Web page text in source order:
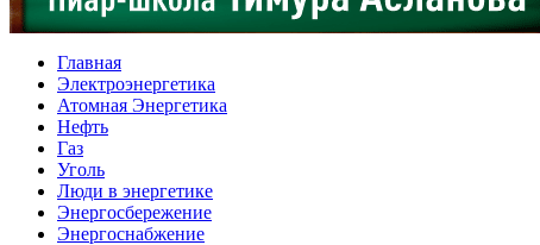
Главная
Электроэнергетика
Атомная Энергетика
Нефть
Газ
Уголь
Люди в энергетике
Энергосбережение
Энергоснабжение